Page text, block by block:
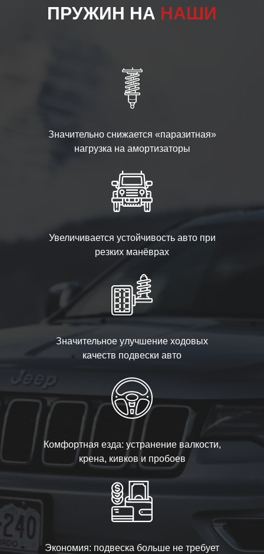
ПРУЖИН НА НАШИ
Значительно снижается «паразитная»
нагрузка на амортизаторы
Увеличивается устойчивость авто при
резких манёврах
Значительное улучшение ходовых
качеств подвески авто
Комфортная езда: устранение валкости,
крена, кивков и пробоев
Экономия: подвеска больше не требует